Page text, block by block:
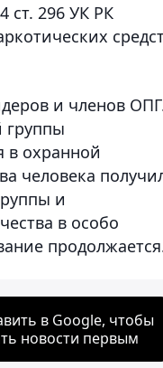
ст. 296 УК РК
и членов
группы
в охранной
человека
и
в особо
в Google, чтобы
новости первым